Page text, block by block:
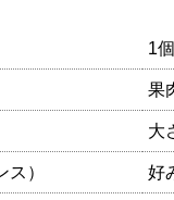
1
果
大
） 好